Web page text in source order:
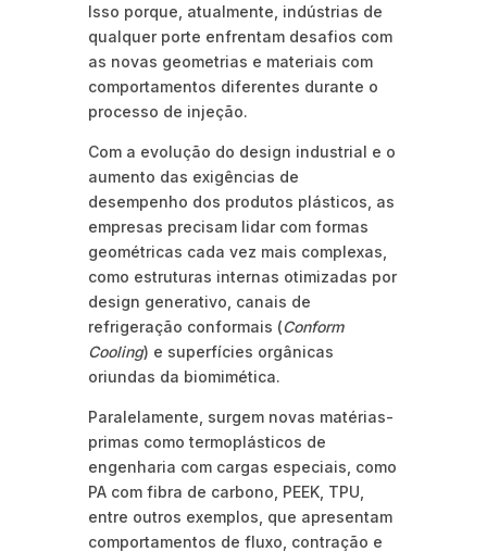
Isso porque, atualmente, indústrias de
qualquer porte enfrentam desafios com
as novas geometrias e materiais com
comportamentos diferentes durante o
processo de injeção.
Com a evolução do design industrial e o
aumento das exigências de
desempenho dos produtos plásticos, as
empresas precisam lidar com formas
geométricas cada vez mais complexas,
como estruturas internas otimizadas por
design generativo, canais de
refrigeração conformais (Conform
Cooling) e superfícies orgânicas
oriundas da biomimética.
Paralelamente, surgem novas matérias-
primas como termoplásticos de
engenharia com cargas especiais, como
PA com fibra de carbono, PEEK, TPU,
entre outros exemplos, que apresentam
comportamentos de fluxo, contração e